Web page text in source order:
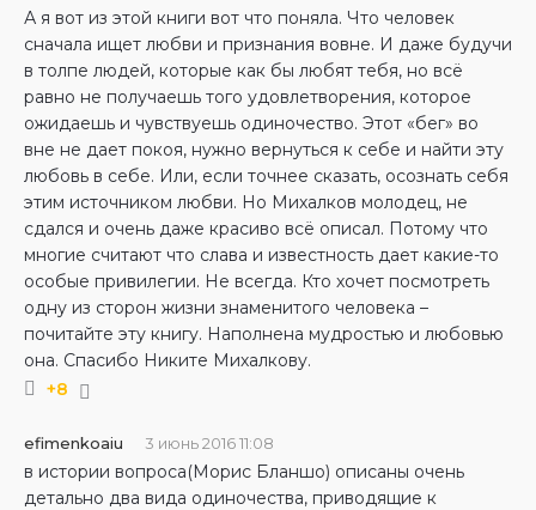
А я вот из этой книги вот что поняла. Что человек
сначала ищет любви и признания вовне. И даже будучи
в толпе людей, которые как бы любят тебя, но всё
равно не получаешь того удовлетворения, которое
ожидаешь и чувствуешь одиночество. Этот «бег» во
вне не дает покоя, нужно вернуться к себе и найти эту
любовь в себе. Или, если точнее сказать, осознать себя
этим источником любви. Но Михалков молодец, не
сдался и очень даже красиво всё описал. Потому что
многие считают что слава и известность дает какие-то
особые привилегии. Не всегда. Кто хочет посмотреть
одну из сторон жизни знаменитого человека –
почитайте эту книгу. Наполнена мудростью и любовью
она. Спасибо Никите Михалкову.
+8
efimenkoaiu 3 июнь 2016 11:08
в истории вопроса(Морис Бланшо) описаны очень
детально два вида одиночества, приводящие к